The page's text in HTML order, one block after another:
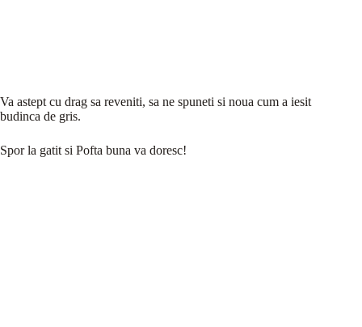
Va astept cu drag sa reveniti, sa ne spuneti si noua cum a iesit
budinca de gris.
Spor la gatit si Pofta buna va doresc!